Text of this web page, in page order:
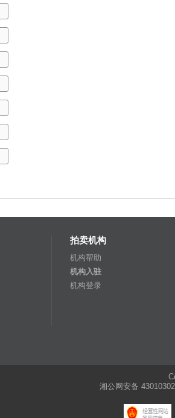
拍卖机构
机构帮助
机构入驻
机构登录
湘公网安备